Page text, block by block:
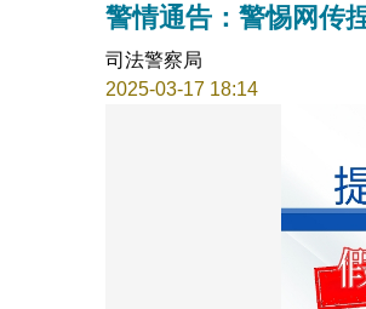
警情通告：警惕网传
司法警察局
2025-03-17 18:14